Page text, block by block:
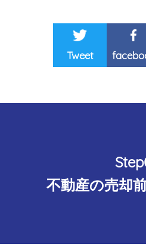
Tweet
不動産の売却